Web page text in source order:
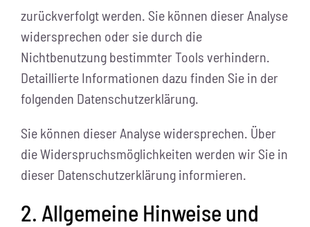
zurückverfolgt werden. Sie können dieser Analyse
widersprechen oder sie durch die
Nichtbenutzung bestimmter Tools verhindern.
Detaillierte Informationen dazu finden Sie in der
folgenden Datenschutzerklärung.
Sie können dieser Analyse widersprechen. Über
die Widerspruchsmöglichkeiten werden wir Sie in
dieser Datenschutzerklärung informieren.
2. Allgemeine Hinweise und